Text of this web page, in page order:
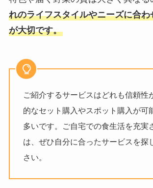
れのライフスタイルやニーズに合わ
が大切です。
ご紹介するサービスはどれも信頼性
的なセット購入やスポット購入が可
多いです。ご自宅での食生活を充実
は、ぜひ自分に合ったサービスを探
さい。